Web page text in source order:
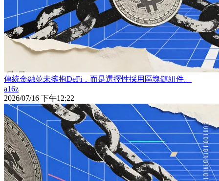
傳統金融並未擁抱DeFi，而是選擇性採用區塊鏈組件。
a16z
2026/07/16 下午12:22